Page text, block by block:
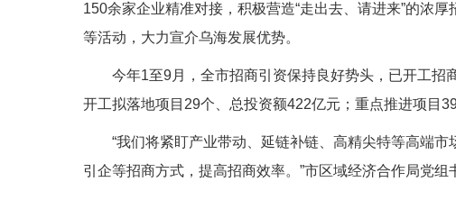
150余家企业精准对接，积极营造“走出去、请进来”的浓
等活动，大力宣介乌海发展优势。
今年1至9月，全市招商引资保持良好势头，已开工
开工拟落地项目29个、总投资额422亿元；重点推进项目
“我们将紧盯产业带动、延链补链、高精尖特等高端
引企等招商方式，提高招商效率。”市区域经济合作局党组